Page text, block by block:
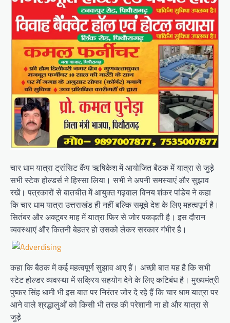
चार धाम यात्रा ट्रांसिट कैंप ऋषिकेश में आयोजित बैठक में यात्रा से जुड़े
सभी स्टेक होल्डर्स ने हिस्सा लिया। सभी ने अपनी समस्याएं और सुझाव
रखें। पत्रकारों से बातचीत में आयुक्त गढ़वाल विनय शंकर पांडेय ने कहा
कि चार धाम यात्रा उत्तराखंड ही नहीं बल्कि समूचे देश के लिए महत्वपूर्ण है।
सितंबर और अक्टूबर माह में यात्रा फिर से जोर पकड़ती है। इस दौरान
व्यवस्थाएं और कितनी बेहतर हो उसको लेकर सरकार गंभीर है।
कहा कि बैठक में कई महत्वपूर्ण सुझाव आए हैं। अच्छी बात यह है कि सभी
स्टेट होल्डर व्यवस्था में सक्रिय सहयोग देने के लिए कटिबंध है। मुख्यमंत्री
पुष्कर सिंह धामी भी इस बात पर निरंतर जोर दे रहे हैं कि चार धाम यात्रा पर
आने वाले श्रद्धालुओं को किसी भी तरह की परेशानी ना हो और यात्रा से
जुड़े